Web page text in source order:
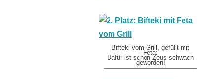
Bifteki vom Grill, gefüllt mit
Feta:
Dafür ist schon Zeus schwach
geworden!